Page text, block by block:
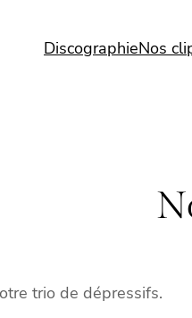
DiscographieNos
trio de dépressifs.